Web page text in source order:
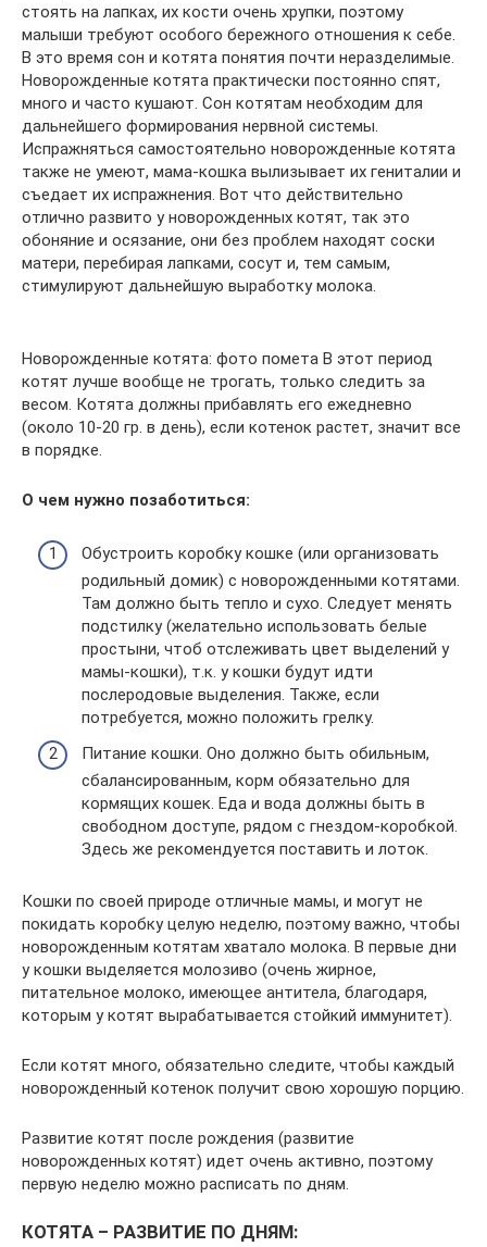
стоять на лапках, их кости очень хрупки, поэтому
малыши требуют особого бережного отношения к себе.
В это время сон и котята понятия почти неразделимые.
Новорожденные котята практически постоянно спят,
много и часто кушают. Сон котятам необходим для
дальнейшего формирования нервной системы.
Испражняться самостоятельно новорожденные котята
также не умеют, мама-кошка вылизывает их гениталии и
съедает их испражнения. Вот что действительно
отлично развито у новорожденных котят, так это
обоняние и осязание, они без проблем находят соски
матери, перебирая лапками, сосут и, тем самым,
стимулируют дальнейшую выработку молока.
Новорожденные котята: фото помета В этот период
котят лучше вообще не трогать, только следить за
весом. Котята должны прибавлять его ежедневно
(около 10-20 гр. в день), если котенок растет, значит все
в порядке.
О чем нужно позаботиться:
Обустроить коробку кошке (или организовать
родильный домик) с новорожденными котятами.
Там должно быть тепло и сухо. Следует менять
подстилку (желательно использовать белые
простыни, чтоб отслеживать цвет выделений у
мамы-кошки), т.к. у кошки будут идти
послеродовые выделения. Также, если
потребуется, можно положить грелку.
Питание кошки. Оно должно быть обильным,
сбалансированным, корм обязательно для
кормящих кошек. Еда и вода должны быть в
свободном доступе, рядом с гнездом-коробкой.
Здесь же рекомендуется поставить и лоток.
Кошки по своей природе отличные мамы, и могут не
покидать коробку целую неделю, поэтому важно, чтобы
новорожденным котятам хватало молока. В первые дни
у кошки выделяется молозиво (очень жирное,
питательное молоко, имеющее антитела, благодаря,
которым у котят вырабатывается стойкий иммунитет).
Если котят много, обязательно следите, чтобы каждый
новорожденный котенок получит свою хорошую порцию.
Развитие котят после рождения (развитие
новорожденных котят) идет очень активно, поэтому
первую неделю можно расписать по дням.
КОТЯТА – РАЗВИТИЕ ПО ДНЯМ: